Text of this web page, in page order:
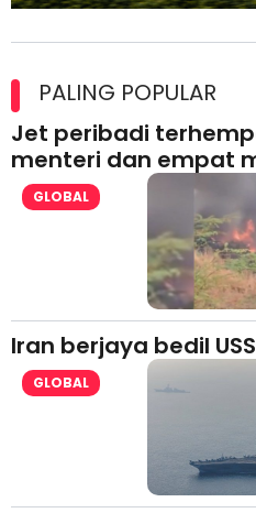
lesen separuh pertama 2026
PALING POPULAR
Jet peribadi
menteri dan empat
GLOBAL
Iran berjaya bedil
GLOBAL